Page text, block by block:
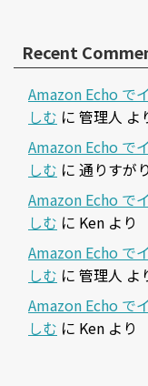
Recent
Amazon Echo で
しむ に 管理人 よ
Amazon Echo で
しむ に 通りすがり
Amazon Echo で
しむ に Ken より
Amazon Echo で
しむ に 管理人 よ
Amazon Echo で
しむ に Ken より